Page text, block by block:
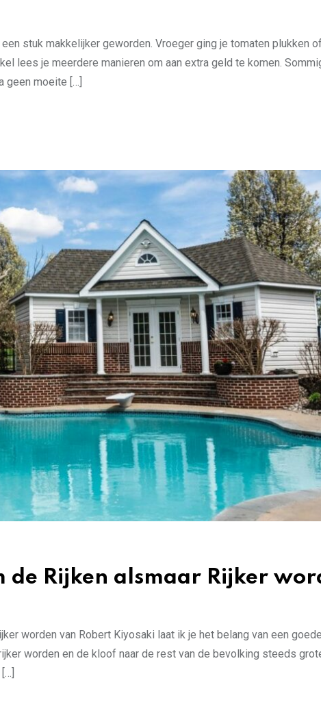
stuk makkelijker geworden. Vroeger ging je tomaten plukken
lees je meerdere manieren om aan extra geld te komen.
geen moeite […]
de Rijken alsmaar Rijker
worden van Robert Kiyosaki laat ik je het belang van een
worden en de kloof naar de rest van de bevolking steeds